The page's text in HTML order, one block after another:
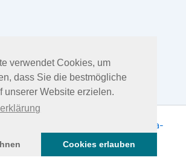
verwendet Cookies, um
dass Sie die bestmögliche
unserer Website erzielen.
Cookies erlauben
Astra-
WordPress-Theme